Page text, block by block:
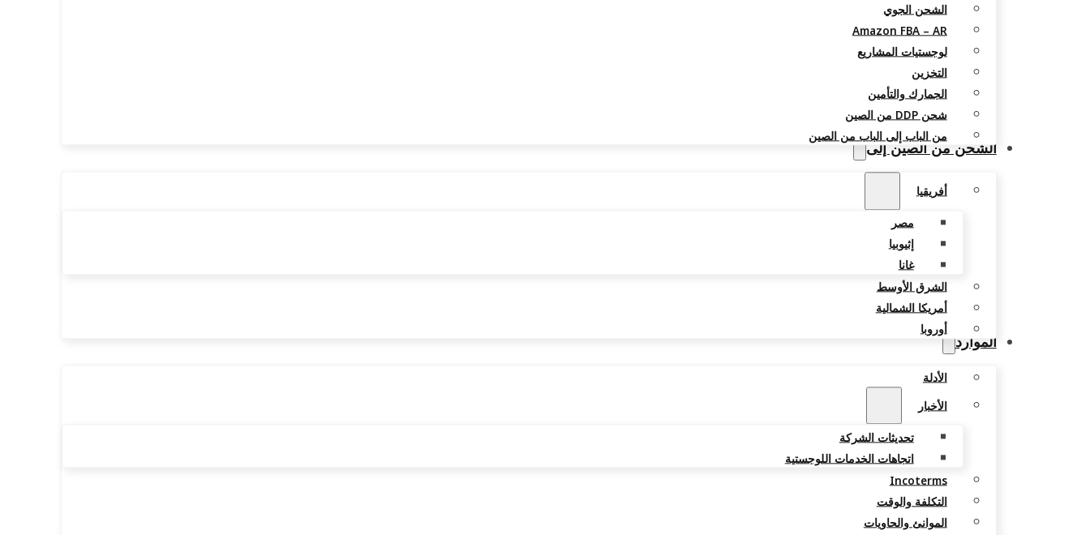
الشحن الجوي
Amazon FBA – AR
لوجستيات المشاريع
التخزين
الجمارك والتأمين
شحن DDP من الصين
من الباب إلى الباب من الصين
الشحن من الصين إلى
أفريقيا
مصر
إثيوبيا
غانا
الشرق الأوسط
أمريكا الشمالية
أوروبا
الموارد
الأدلة
الأخبار
تحديثات الشركة
اتجاهات الخدمات اللوجستية
Incoterms
التكلفة والوقت
الموانئ والحاويات